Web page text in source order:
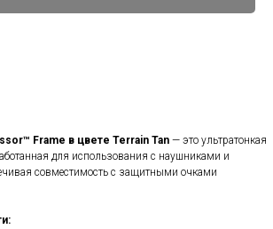
Frame в цвете Terrain Tan — это ультратонкая
для использования с наушниками и
совместимость с защитными очками